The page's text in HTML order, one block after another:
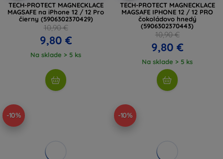
TECH-PROTECT MAGNECKLACE
MAGSAFE na iPhone 12 / 12 Pro
čierny (5906302370429)
10,90 €
9,80 €
Na sklade > 5 ks
TECH-PROTECT MAGNECKLACE
MAGSAFE IPHONE 12 / 12 PRO
čokoládovo hnedý
(5906302370443)
10,90 €
9,80 €
Na sklade > 5 ks
-10% -10%